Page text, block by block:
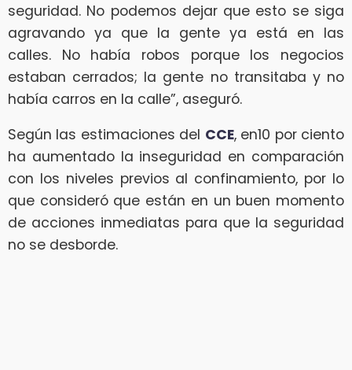
seguridad. No podemos dejar que esto se siga
agravando ya que la gente ya está en las
calles. No había robos porque los negocios
estaban cerrados; la gente no transitaba y no
había carros en la calle”, aseguró.
Según las estimaciones del CCE, en10 por ciento
ha aumentado la inseguridad en comparación
con los niveles previos al confinamiento, por lo
que consideró que están en un buen momento
de acciones inmediatas para que la seguridad
no se desborde.